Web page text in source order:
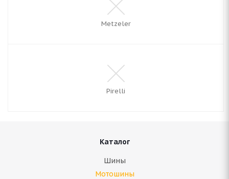
Metzeler
Pirelli
Каталог
Шины
Мотошины